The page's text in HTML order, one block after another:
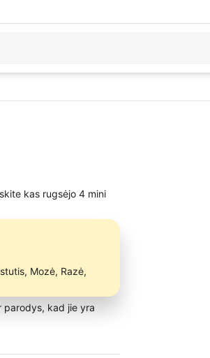
kas rugsėjo 4 mini
Mozė, Razė,
parodys, kad jie yra